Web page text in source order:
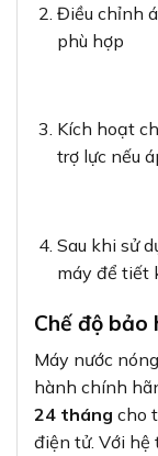
Điều chỉnh
phù hợp
Kích hoạt
trợ lực nếu
Sau khi sử
máy để tiết
Chế độ bảo
Máy nước
hành chính
24 tháng cho
điện tử. Với